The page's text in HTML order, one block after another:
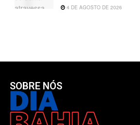
4 DE AGOSTO DE 2026
SOBRE NÓS